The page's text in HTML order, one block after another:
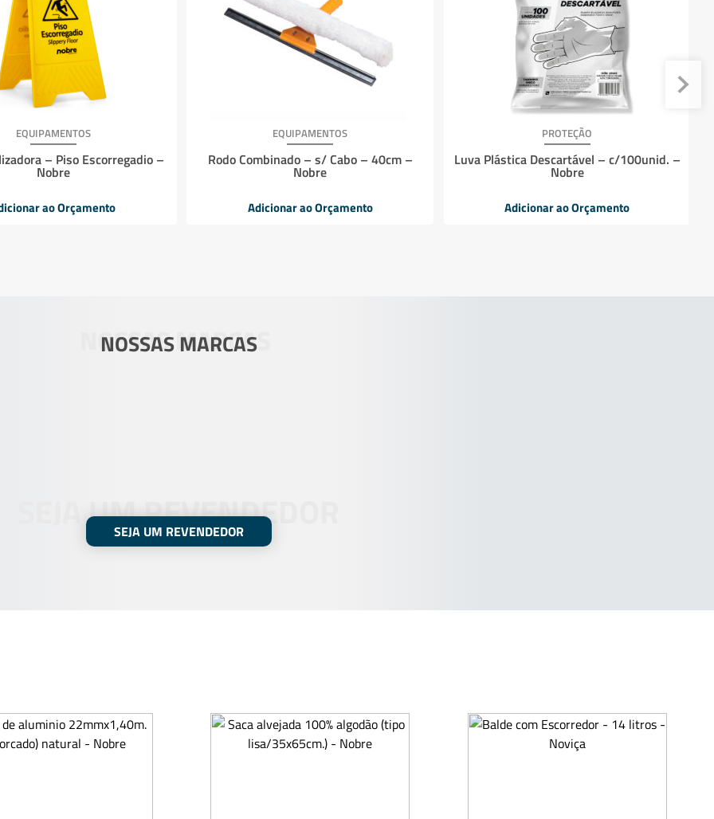
EQUIPAMENTOS
– Piso Escorregadio –
Nobre
ao Orçamento
EQUIPAMENTOS
Rodo Combinado – s/ Cabo – 40cm –
Nobre
Adicionar ao Orçamento
PROTEÇÃO
Luva Plástica Descartável – c/100unid. –
Nobre
Adicionar ao Orçamento
NOSSAS MARCAS
NOSSAS MARCAS
SEJA UM REVENDEDOR
SEJA UM REVENDEDOR